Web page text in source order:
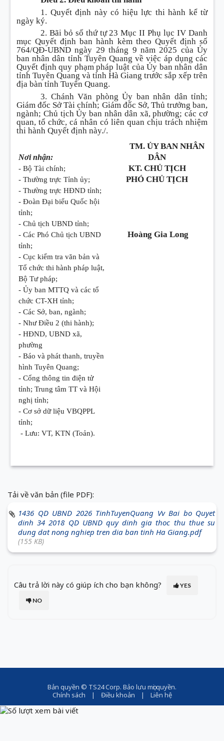
1. Quyết định này có hiệu lực thi hành kể từ
ngày ký.
2. Bãi bỏ số thứ tự 23 Mục II Phụ lục IV Danh
mục Quyết định ban hành kèm theo Quyết định số
764/QĐ-UBND ngày 29 tháng 9 năm 2025 của Ủy
ban nhân dân tỉnh Tuyên Quang về việc áp dụng các
Quyết định quy phạm pháp luật của Ủy ban nhân dân
tỉnh Tuyên Quang và tỉnh Hà Giang trước sắp xếp trên
địa bàn tỉnh Tuyên Quang.
3. Chánh Văn phòng Ủy ban nhân dân tỉnh;
Giám đốc Sở Tài chính; Giám đốc Sở, Thủ trưởng ban,
ngành; Chủ tịch Ủy ban nhân dân xã, phường; các cơ
quan, tổ chức, cá nhân có liên quan chịu trách nhiệm
thi hành Quyết định này./.
Nơi nhận:
- Bộ Tài chính;
- Thường trực Tỉnh ủy;
- Thường trực HĐND tỉnh;
- Đoàn Đại biểu Quốc hội
tỉnh;
- Chủ tịch UBND tỉnh;
- Các Phó Chủ tịch UBND
tỉnh;
- Cục kiểm tra văn bản và
Tổ chức thi hành pháp luật,
Bộ Tư pháp;
- Ủy ban MTTQ và các tổ
chức CT-XH tỉnh;
- Các Sở, ban, ngành;
- Như Điều 2 (thi hành);
- HĐND, UBND xã,
phường
- Báo và phát thanh, truyền
hình Tuyên Quang;
- Cổng thông tin điện tử
tỉnh; Trung tâm TT và Hội
nghị tỉnh;
- Cơ sở dữ liệu VBQPPL
tỉnh;
- Lưu: VT, KTN (Toản).
TM. ỦY BAN NHÂN
DÂN
KT. CHỦ TỊCH
PHÓ CHỦ TỊCH
Hoàng Gia Long
Tải về văn bản (file PDF):
1436 QD UBND 2026 TinhTuyenQuang Vv Bai bo Quyet
dinh 34 2018 QD UBND quy dinh gia thoc thu thue su
dung dat nong nghiep tren dia ban tinh Ha Giang.pdf
(155 KB)
Câu trả lời này có giúp ích cho bạn không?
YES
NO
Bản quyền © TS24 Corp. Bảo lưu mọi quyền.
Chính sách | Điều khoản | Liên hệ